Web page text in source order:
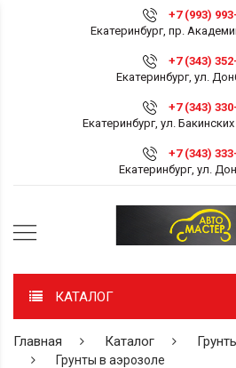
+7 (993)
Екатеринбург, пр.
+7 (343)
Екатеринбург, ул.
+7 (343)
Екатеринбург, ул.
+7 (343)
Екатеринбург, ул.
КАТАЛОГ
Главная Каталог
Грунты в аэрозоле